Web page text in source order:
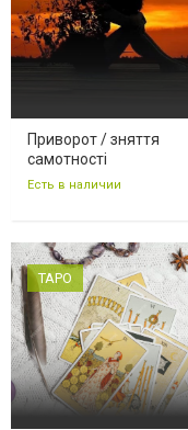
Приворот / зняття
самотності
Есть в наличии
ТАРО